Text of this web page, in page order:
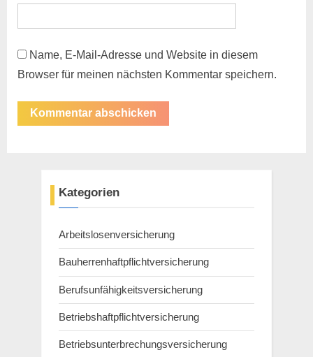
Name, E-Mail-Adresse und Website in diesem
Browser für meinen nächsten Kommentar speichern.
Kategorien
Arbeitslosenversicherung
Bauherrenhaftpflichtversicherung
Berufsunfähigkeitsversicherung
Betriebshaftpflichtversicherung
Betriebsunterbrechungsversicherung